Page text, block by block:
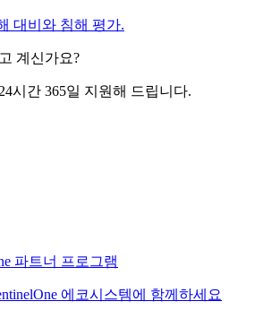
대비와 침해 평가.
계신가요?
시간 365일 지원해 드립니다.
파트너 프로그램
에코시스템에 함께하세요